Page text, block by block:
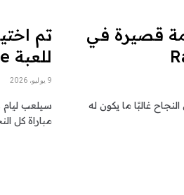
قصيرة في
غالبًا ما يكون له
للعبة Futures Game
9 يوليو، 2026
سيلعب
مباراة كل